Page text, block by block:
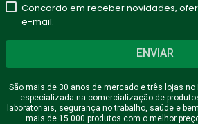
Concordo em receber novidades,
e-mail.
ENVIAR
São mais de 30 anos de mercado e três lojas no
especializada na comercialização de
laboratoriais, segurança no trabalho, saúde e
mais de 15.000 produtos com o melhor